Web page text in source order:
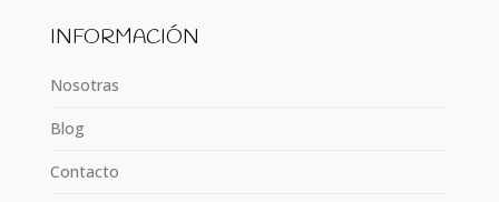
INFORMACIÓN
Nosotras
Blog
Contacto